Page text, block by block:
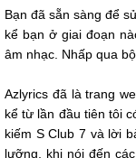
Bạn đã sẵn sàng để
kể bạn ở giai đoạn
âm nhạc. Nhấp qua
Azlyrics đã là trang
kể từ lần đầu tiên tôi
kiếm S Club 7 và lời
lưỡng, khi nói đến